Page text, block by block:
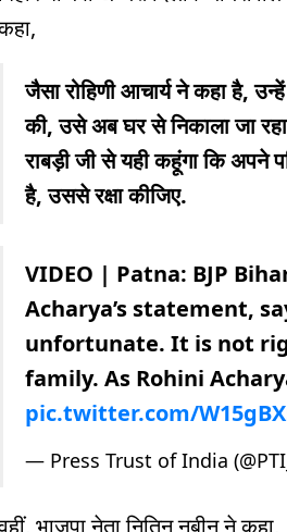
जैसा रोहिणी आचार्य ने कहा है,
की, उसे अब घर से निकाला जा
राबड़ी जी से यही कहूंगा कि अपने
है, उससे रक्षा कीजिए.
VIDEO | Patna: BJP
Acharya’s statement,
unfortunate. It is not
family. As Rohini
pic.twitter.com/
— Press Trust of India
भाजपा नेता नितिन नबीन ने कहा,